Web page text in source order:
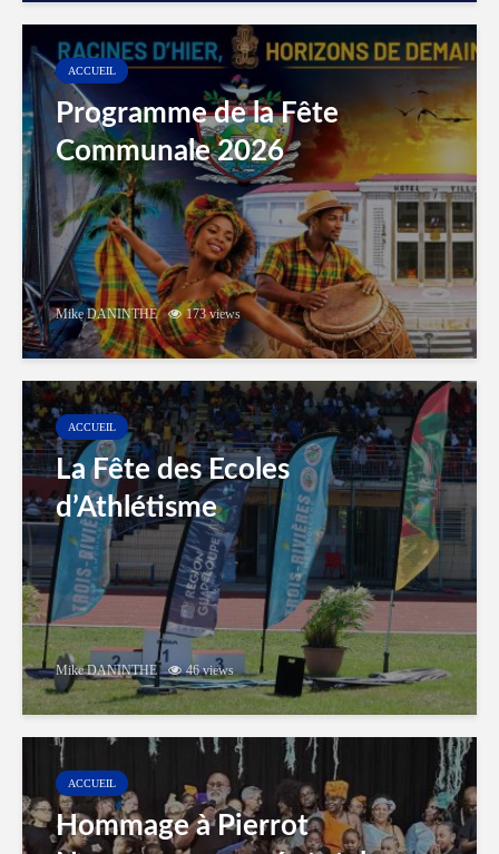
ACCUEIL
Programme de la Fête
Communale 2026
Mike DANINTHE 173 views
ACCUEIL
La Fête des Ecoles
d’Athlétisme
Mike DANINTHE 46 views
ACCUEIL
Hommage à Pierrot